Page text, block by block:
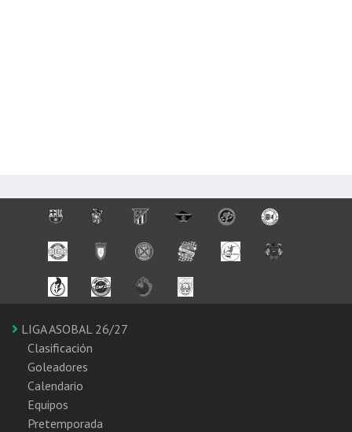
LIGA ASOBAL 26/27
Clasificación
Goleadores
Calendario
Equipos
Pretemporada